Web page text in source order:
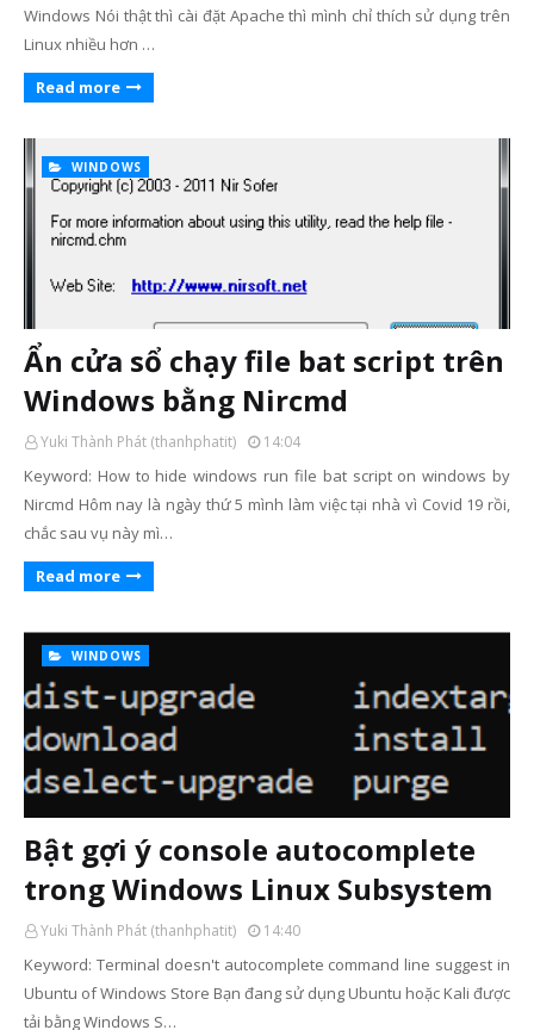
Windows Nói thật thì cài đặt Apache thì mình chỉ thích sử dụng trên
Linux nhiều hơn …
Read more
WINDOWS
Ẩn cửa sổ chạy file bat script trên
Windows bằng Nircmd
Yuki Thành Phát (thanhphatit) 14:04
Keyword: How to hide windows run file bat script on windows by
Nircmd Hôm nay là ngày thứ 5 mình làm việc tại nhà vì Covid 19 rồi,
chắc sau vụ này mì…
Read more
WINDOWS
Bật gợi ý console autocomplete
trong Windows Linux Subsystem
Yuki Thành Phát (thanhphatit) 14:40
Keyword: Terminal doesn't autocomplete command line suggest in
Ubuntu of Windows Store Bạn đang sử dụng Ubuntu hoặc Kali được
tải bằng Windows S…